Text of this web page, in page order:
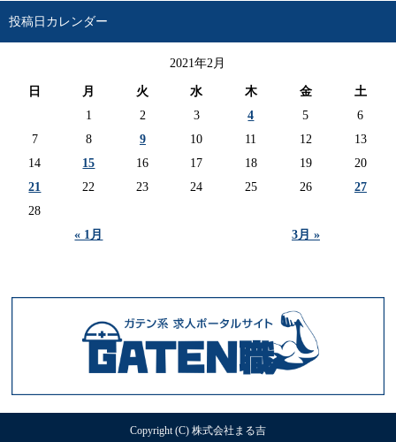
投稿日カレンダー
2021年2月
日 月 火 水 木 金 土
« 1月 3月 »
1 2 3 4 5
6
7
8 9 10 11 12
13
14
15 16 17 18 19
20
21
22 23 24 25 26
27
28
Copyright (C) 株式会社まる吉